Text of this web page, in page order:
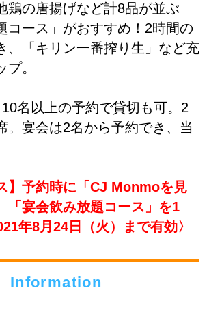
鶏の唐揚げなど計8品が並ぶ
コース」がおすすめ！2時間の
、「キリン一番搾り生」など充
。
名以上の予約で貸切も可。2
。宴会は2名から予約でき、当
】予約時に「CJ Monmoを見
「宴会飲み放題コース」を1
年8月24日（火）まで有効〉
Information